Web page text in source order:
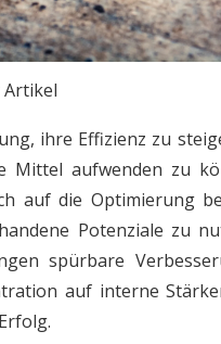
Artikel
ihre Effizienz zu
Mittel aufwenden zu
auf die Optimierung
Potenziale zu
spürbare
auf interne